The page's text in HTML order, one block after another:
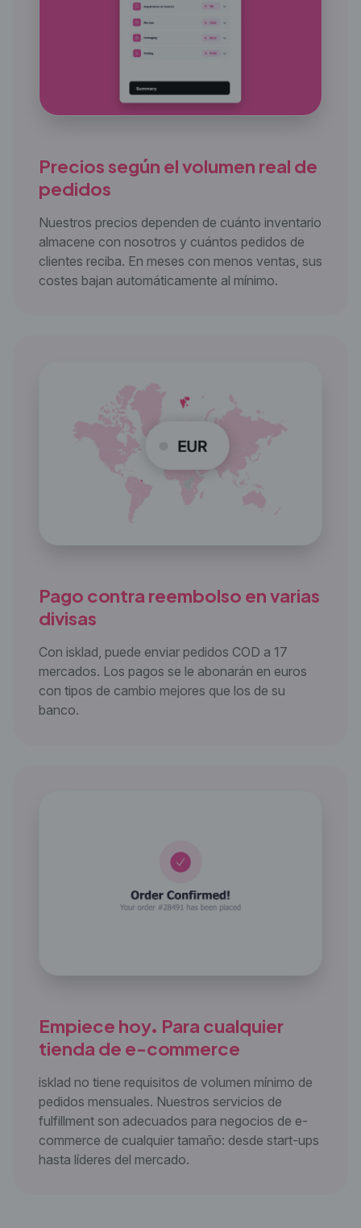
Precios según el volumen real de
pedidos
Nuestros precios dependen de cuánto inventario
almacene con nosotros y cuántos pedidos de
clientes reciba. En meses con menos ventas, sus
costes bajan automáticamente al mínimo.
Pago contra reembolso envarias
divisas
Con isklad, puede enviar pedidos COD a 17
mercados. Los pagos se le abonarán en euros
con tipos de cambio mejores que los de su
banco.
Empiece hoy. Para cualquier
tienda de e-commerce
isklad no tiene requisitos de volumen mínimo de
pedidos mensuales. Nuestros servicios de
fulfillment son adecuados para negocios de e-
commerce de cualquier tamaño: desde start-ups
hasta líderes del mercado.